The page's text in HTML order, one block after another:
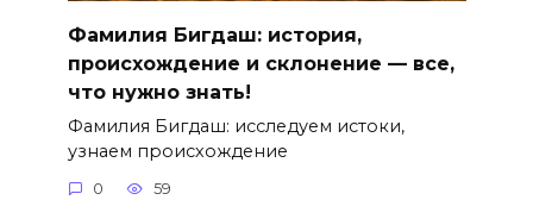
Фамилия Бигдаш: история,
происхождение и склонение — все,
что нужно знать!
Фамилия Бигдаш: исследуем истоки,
узнаем происхождение
0 59